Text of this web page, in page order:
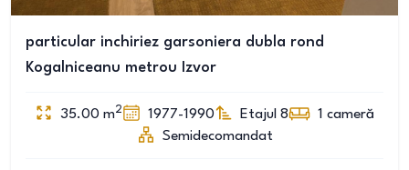
particular inchiriez garsoniera dubla rond
Kogalniceanu metrou Izvor
35.00 m2 1977-1990 Etajul 8 1 cameră
Semidecomandat